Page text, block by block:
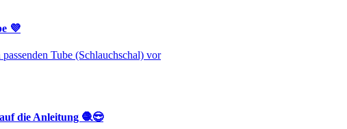
💜
Tube (Schlauchschal) vor
die Anleitung 🧶😎